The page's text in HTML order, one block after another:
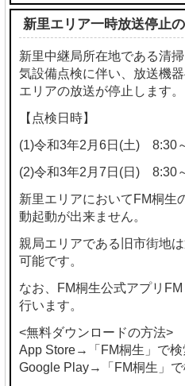
新里エリア一時放送停止
新里中継局所在地である清
気設備点検に伴い、放送機
エリアの放送が停止します。
【点検日時】
(1)令和3年2月6日(土) 8:30
(2)令和3年2月7日(日) 8:30
新里エリアにおいてFM桐生
動起動が出来ません。
親局エリアである旧市街地
可能です。
なお、FM桐生公式アプリ
行います。
<無料ダウンロードの方法>
App Store→「FM桐生」で検
Google Play→「FM桐生」